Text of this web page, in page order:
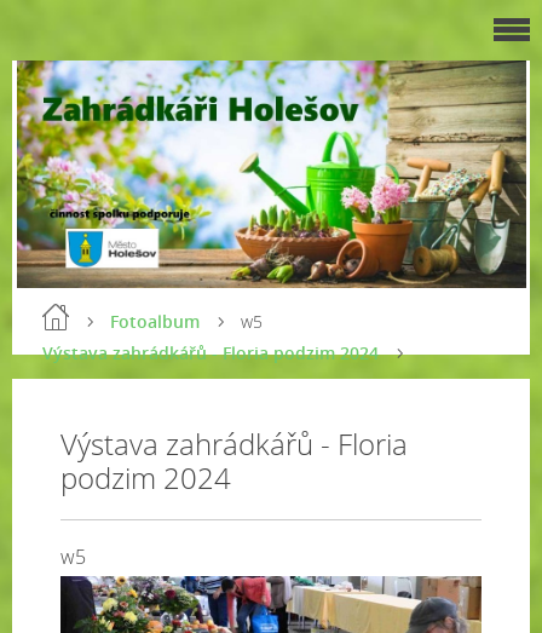
Fotoalbum
Výstava zahrádkářů - Floria podzim 2024
w5
Výstava zahrádkářů - Floria
podzim 2024
w5